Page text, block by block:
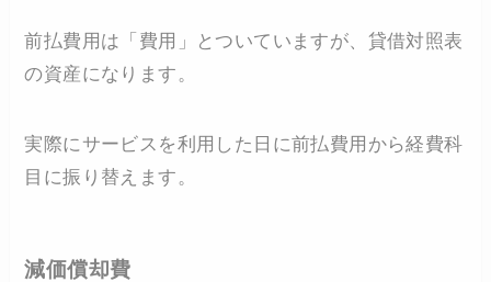
前払費用は「費用」とついていますが、貸借対照表
の資産になります。
実際にサービスを利用した日に前払費用から経費科
目に振り替えます。
減価償却費